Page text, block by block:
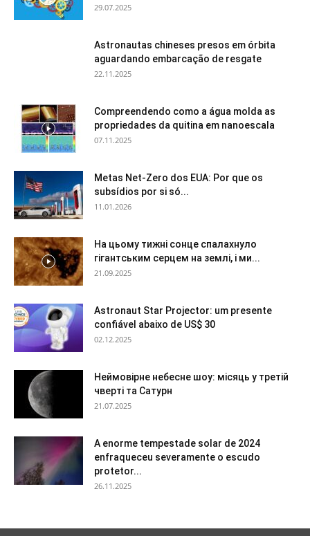
29.07.2025
Astronautas chineses presos em órbita
aguardando embarcação de resgate
22.11.2025
Compreendendo como a água molda as
propriedades da quitina em nanoescala
07.11.2025
Metas Net-Zero dos EUA: Por que os
subsídios por si só...
11.01.2026
На цьому тижні сонце спалахнуло
гігантським серцем на землі, і ми...
21.09.2025
Astronaut Star Projector: um presente
confiável abaixo de US$ 30
02.12.2025
Неймовірне небесне шоу: місяць у третій
чверті та Сатурн
21.07.2025
A enorme tempestade solar de 2024
enfraqueceu severamente o escudo
protetor...
26.11.2025